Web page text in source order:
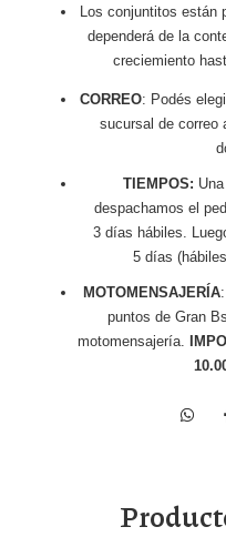
Los conjuntitos están
dependerá de la
creciemiento
CORREO: Podés
sucursal de correo
TIEMPOS:
despachamos el
3 días hábiles.
5 días
MOTOMENSAJERÍA
puntos de Gran
motomensajería.